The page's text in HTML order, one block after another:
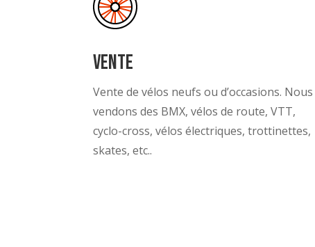
Vente
Vente de vélos neufs ou d’occasions. Nous
vendons des BMX, vélos de route, VTT,
cyclo-cross, vélos électriques, trottinettes,
skates, etc..